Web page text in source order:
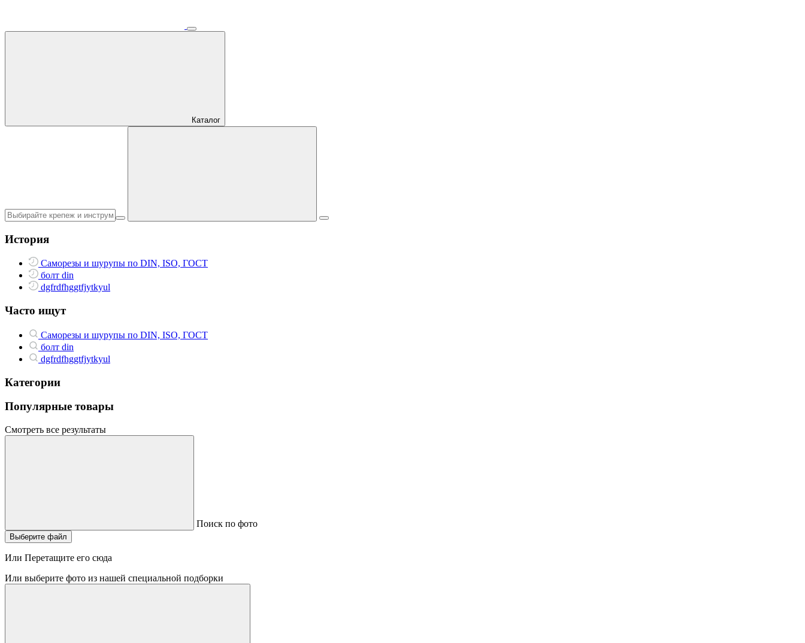
Каталог
История
Саморезы и шурупы по DIN, ISO, ГОСТ
болт din
dgfrdfhggtfjytkyul
Часто ищут
Саморезы и шурупы по DIN, ISO, ГОСТ
болт din
dgfrdfhggtfjytkyul
Категории
Популярные товары
Смотреть все результаты
Поиск по фото
Выберите файл
Или Перетащите его сюда
Или выберите фото из нашей специальной подборки